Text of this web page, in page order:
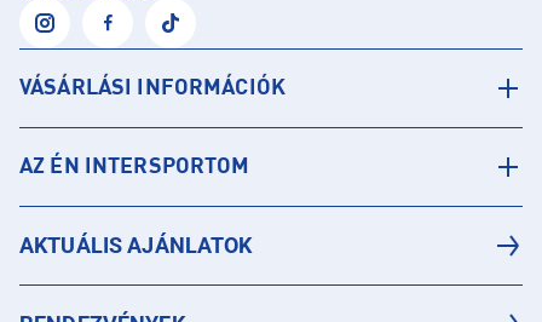
VÁSÁRLÁSI INFORMÁCIÓK
AZ ÉN INTERSPORTOM
AKTUÁLIS AJÁNLATOK